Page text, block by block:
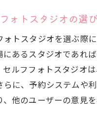
ォトスタジオの選
ォトスタジオを選ぶ際
にあるスタジオであれ
セルフフォトスタジオ
らに、予約システムや
、他のユーザーの意見